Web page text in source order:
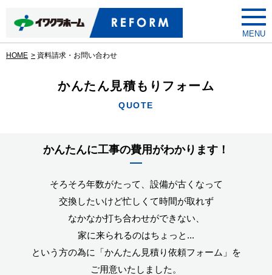
toggle
menu
HOME 資料請求・お問い合わせ
かんたん見積もりフォーム
QUOTE
かんたんに工事の費用がわかります！
そろそろ年数がたって、設備が古くなって
交換したいけど忙しくて時間が取れず
なかなか打ち合わせができない、
家に来られるのはちょっと...
という方の為に「かんたん見積り依頼フォーム」を
ご用意いたしました。